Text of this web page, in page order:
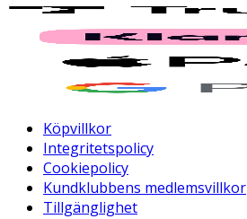
Köpvillkor
Integritetspolicy
Cookiepolicy
Kundklubbens medlemsvillkor
Tillgänglighet